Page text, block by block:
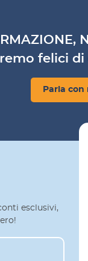
felici
Parla con
esclusivi,